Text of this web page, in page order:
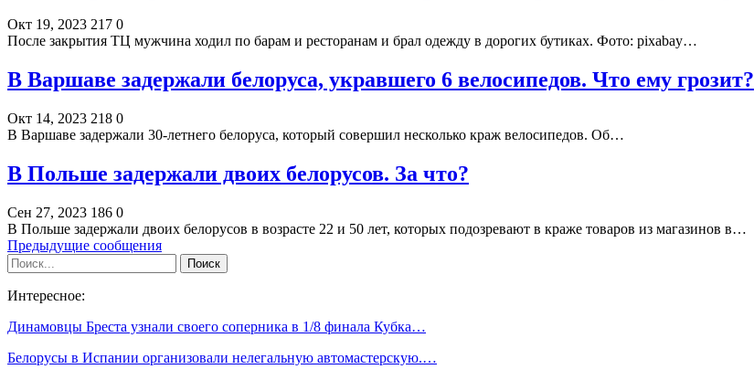
Окт 19, 2023 217 0
После закрытия ТЦ мужчина ходил по барам и ресторанам и брал одежду в дорогих бутиках. Фото: pixabay…
В Варшаве задержали белоруса, укравшего 6 велосипедов. Что ему грозит?
Окт 14, 2023 218 0
В Варшаве задержали 30-летнего белоруса, который совершил несколько краж велосипедов. Об…
В Польше задержали двоих белорусов. За что?
Сен 27, 2023 186 0
В Польше задержали двоих белорусов в возрасте 22 и 50 лет, которых подозревают в краже товаров из магазинов в…
Предыдущие сообщения
Интересное:
Динамовцы Бреста узнали своего соперника в 1/8 финала Кубка…
Белорусы в Испании организовали нелегальную автомастерскую.…